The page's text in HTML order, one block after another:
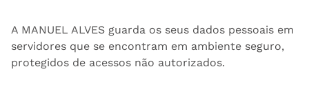
A MANUEL ALVES guarda os seus dados pessoais em
servidores que se encontram em ambiente seguro,
protegidos de acessos não autorizados.